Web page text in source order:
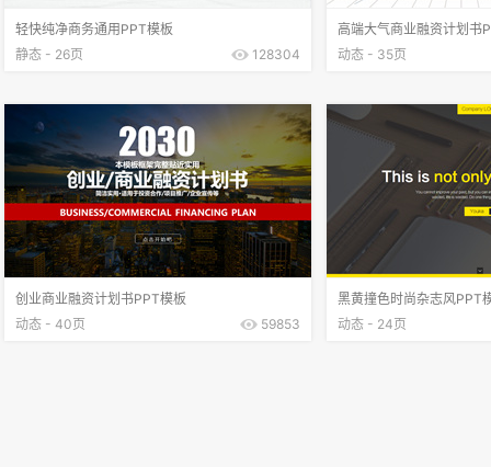
轻快纯净商务通用PPT模板
静态 - 26页
128304
高端大气商业融资计划书
动态 - 35页
创业商业融资计划书PPT模板
动态 - 40页
59853
黑黄撞色时尚杂志风PPT
动态 - 24页